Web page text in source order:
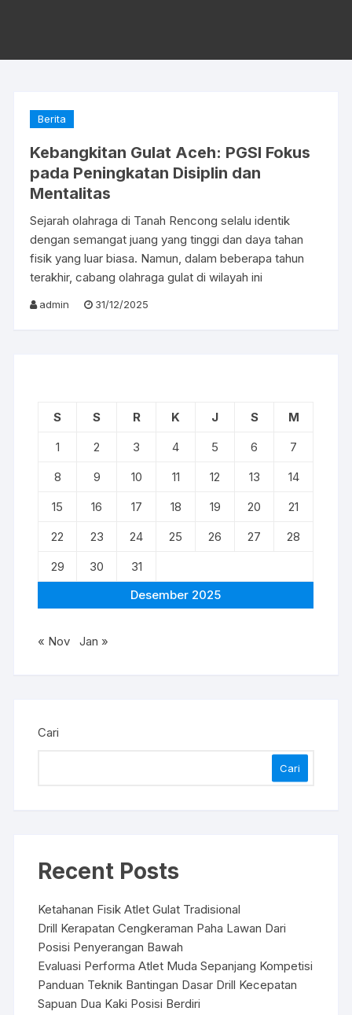
Berita
Kebangkitan Gulat Aceh: PGSI Fokus
pada Peningkatan Disiplin dan
Mentalitas
Sejarah olahraga di Tanah Rencong selalu identik
dengan semangat juang yang tinggi dan daya tahan
fisik yang luar biasa. Namun, dalam beberapa tahun
terakhir, cabang olahraga gulat di wilayah ini
admin 31/12/2025
Desember 2025
S S R K J S
M
1
2 3 4 5 6
7
8
9 10 11 12 13
14
15
16 17 18 19 20
21
22
23 24 25 26 27
28
29
30 31
« Nov Jan »
Cari
Cari
Recent Posts
Ketahanan Fisik Atlet Gulat Tradisional
Drill Kerapatan Cengkeraman Paha Lawan Dari
Posisi Penyerangan Bawah
Evaluasi Performa Atlet Muda Sepanjang Kompetisi
Panduan Teknik Bantingan Dasar Drill Kecepatan
Sapuan Dua Kaki Posisi Berdiri